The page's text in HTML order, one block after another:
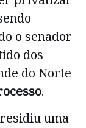
o senador
dos
do Norte
.
uma